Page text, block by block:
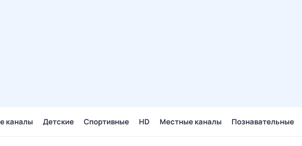
каналы Детские Спортивные HD Местные каналы Познавательные